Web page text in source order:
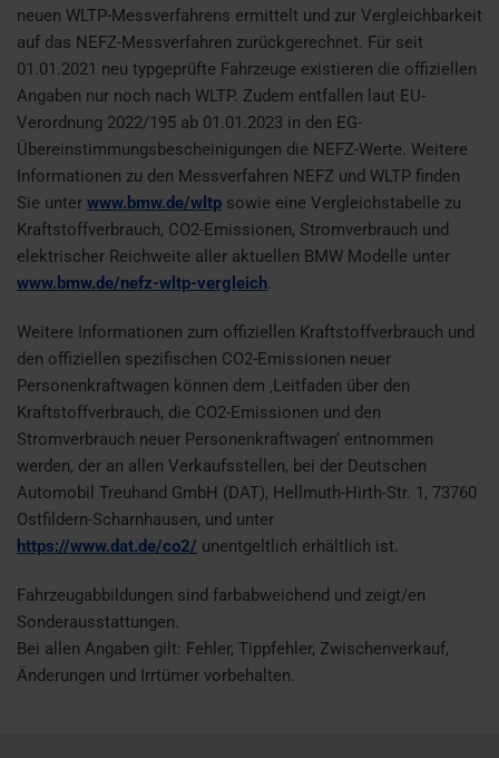
neuen WLTP-Messverfahrens ermittelt und zur Vergleichbarkeit
auf das NEFZ-Messverfahren zurückgerechnet. Für seit
01.01.2021 neu typgeprüfte Fahrzeuge existieren die offiziellen
Angaben nur noch nach WLTP. Zudem entfallen laut EU-
Verordnung 2022/195 ab 01.01.2023 in den EG-
Übereinstimmungsbescheinigungen die NEFZ-Werte. Weitere
Informationen zu den Messverfahren NEFZ und WLTP finden
Sie unter www.bmw.de/wltp sowie eine Vergleichstabelle zu
Kraftstoffverbrauch, CO2-Emissionen, Stromverbrauch und
elektrischer Reichweite aller aktuellen BMW Modelle unter
www.bmw.de/nefz-wltp-vergleich.
Weitere Informationen zum offiziellen Kraftstoffverbrauch und
den offiziellen spezifischen CO2-Emissionen neuer
Personenkraftwagen können dem ‚Leitfaden über den
Kraftstoffverbrauch, die CO2-Emissionen und den
Stromverbrauch neuer Personenkraftwagen‘ entnommen
werden, der an allen Verkaufsstellen, bei der Deutschen
Automobil Treuhand GmbH (DAT), Hellmuth-Hirth-Str. 1, 73760
Ostfildern-Scharnhausen, und unter
https://www.dat.de/co2/ unentgeltlich erhältlich ist.
Fahrzeugabbildungen sind farbabweichend und zeigt/en
Sonderausstattungen.
Bei allen Angaben gilt: Fehler, Tippfehler, Zwischenverkauf,
Änderungen und Irrtümer vorbehalten.